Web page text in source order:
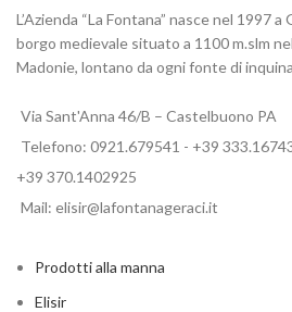
L’Azienda “La Fontana” nasce nel 1997
borgo medievale situato a 1100 m.slm
Madonie, lontano da ogni fonte di
Via Sant'Anna 46/B – Castelbuono PA
Telefono: 0921.679541 - +39
+39 370.1402925
Mail: elisir@lafontanageraci.it
Prodotti alla manna
Elisir